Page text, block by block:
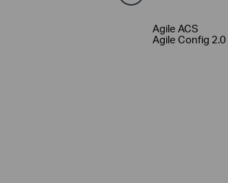
Agile ACS
Agile Config 2.0